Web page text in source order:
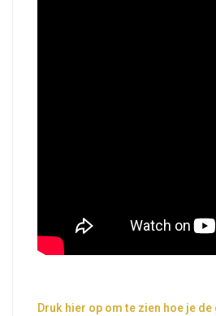
Druk hier op om te zien hoe je